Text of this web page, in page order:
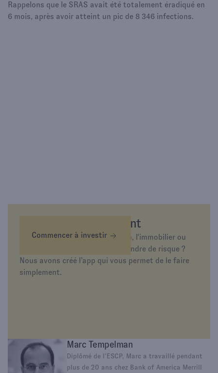
Rappelons que le SRAS avait été totalement éradiqué en
6 mois, après avoir atteint un pic de 8 346 infections.
Épargnez différemment
Envie d’investir dans l’or, la tech, l'immobilier ou
simplement d’épargner sans prendre de risque ?
Nous avons créé l’app qui vous permet de le faire
simplement.
Commencer à investir
Marc Tempelman
Diplômé de l’ESCP, Marc a travaillé pendant
plus de 20 ans chez Bank of America Merrill